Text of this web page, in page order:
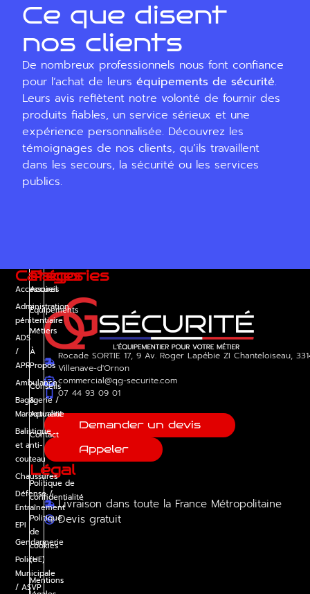
Ce que disent
nos clients
De nombreux professionnels nous font confiance
pour l’achat de leurséquipements de sécurité.
Leurs avis reflètent notre volonté de fournir des
produits fiables, un service sérieux et une
expérience personnalisée. Découvrez les
témoignages de nos clients, qu’ils travaillent
dans les secours, la sécurité ou les services
publics.
Pages
Accueil
Équipements
Métiers
À
Propos
Conseils
&
Actualité
Contact
Légal
Politique de
confidentialité
Politique
de
cookies
(UE)
Mentions
Catégories
Accessoires
Administration
pénitentiaire
ADS
/
APR
Ambulance
Bagagerie /
Maroquinerie
Balistique
et anti-
couteau
Chaussures
Défense /
Entraînement
EPI
Gendarmerie
Police
Municipale
/ ASVP
Rocade SORTIE 17, 9 Av. Roger Lapébie ZI Chanteloiseau,
Villenave-d'Ornon
commercial@qg-securite.com
07 44 93 09 01
Demander un devis
Appeler
Livraison dans toute la France Métropolitaine
Devis gratuit